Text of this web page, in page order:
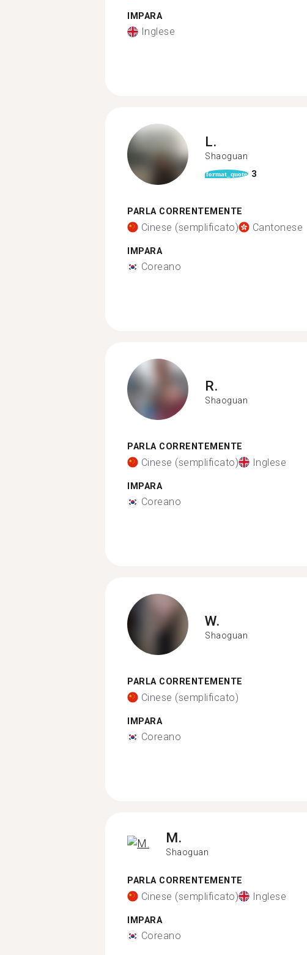
IMPARA
Inglese
L.
Shaoguan
format_quote 3
PARLA CORRENTEMENTE
Cinese (semplificato) Cantonese
IMPARA
Coreano
R.
Shaoguan
PARLA CORRENTEMENTE
Cinese (semplificato) Inglese
IMPARA
Coreano
W.
Shaoguan
PARLA CORRENTEMENTE
Cinese (semplificato)
IMPARA
Coreano
M.
Shaoguan
PARLA CORRENTEMENTE
Cinese (semplificato) Inglese
IMPARA
Coreano